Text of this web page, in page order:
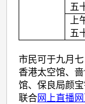
五
上
五
市民可于九月
香港太空馆、
馆、保良局颜
联合网上直播